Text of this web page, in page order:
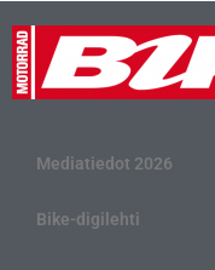
Mediatiedot 2026
Bike-digilehti